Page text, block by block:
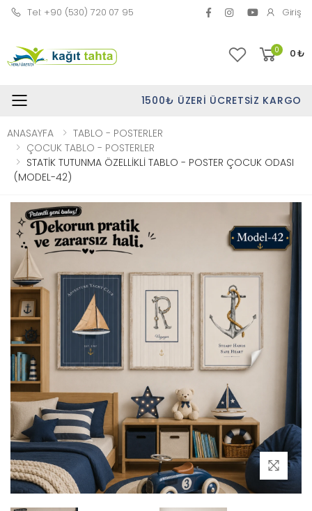
Tel: +90 (530) 720 07 95 Giriş
0 0₺
Toggle mobile menu1500₺ ÜZERI ÜCRETSIZ KARGO
ANASAYFA
TABLO - POSTERLER
ÇOCUK TABLO - POSTERLER
STATİK TUTUNMA ÖZELLİKLİ TABLO - POSTER ÇOCUK ODASI
(MODEL-42)